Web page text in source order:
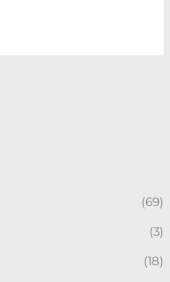
(69)
(3)
(18)